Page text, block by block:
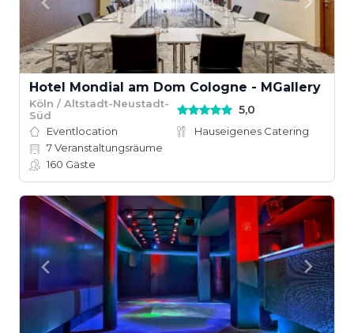
Hotel Mondial am Dom Cologne - MGallery
Köln / Altstadt-Neustadt-
Süd
5,0
Eventlocation
Hauseigenes Catering
7Veranstaltungsräume
160 Gäste